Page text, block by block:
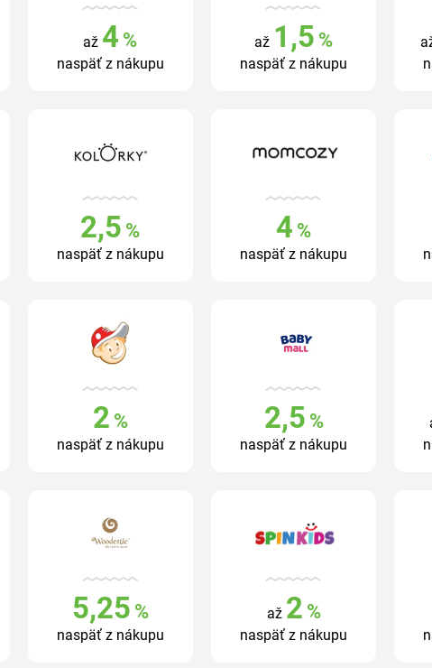
až 4 %
naspäť z nákupu
až 1,5 %
naspäť z nákupu
2,5 %
naspäť z nákupu
4 %
naspäť z nákupu
2 %
naspäť z nákupu
2,5 %
naspäť z nákupu
5,25 %
naspäť z nákupu
až 2 %
naspäť z nákupu